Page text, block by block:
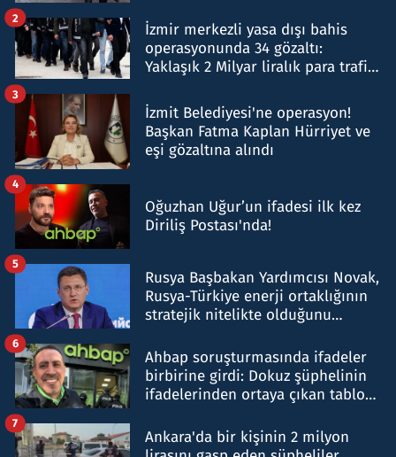
İzmir merkezli yasa dışı bahis
operasyonunda 34 gözaltı:
Yaklaşık 2 Milyar liralık para trafiği
2
İzmit Belediyesi'ne operasyon!
Başkan Fatma Kaplan Hürriyet ve
eşi gözaltına alındı
3
Oğuzhan Uğur’un ifadesi ilk kez
Diriliş Postası'nda!
4
Rusya Başbakan Yardımcısı Novak,
Rusya-Türkiye enerji ortaklığının
stratejik nitelikte olduğunu
5
Ahbap soruşturmasında ifadeler
birbirine girdi: Dokuz şüphelinin
ifadelerinden ortaya çıkan tablo
6
Ankara'da bir kişinin 2 milyon
7